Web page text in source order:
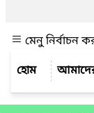
মেনু নির্বাচন